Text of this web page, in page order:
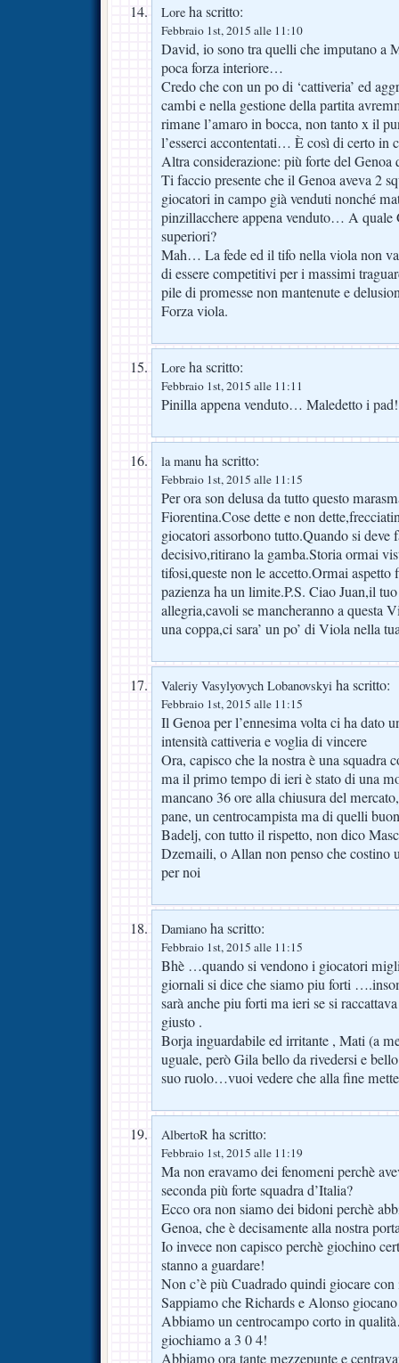
Lore ha scritto:
Febbraio 1st, 2015 alle 11:10
David, io sono tra quelli che imputano a
poca forza interiore…
Credo che con un po di ‘cattiveria’ ed
cambi e nella gestione della partita
rimane l’amaro in bocca, non tanto x il
l’esserci accontentati… È così di certo
Altra considerazione: più forte del Genoa
Ti faccio presente che il Genoa aveva 2
giocatori in campo già venduti nonché
pinzillacchere appena venduto… A quale
superiori?
Mah… La fede ed il tifo nella viola non
di essere competitivi per i massimi
pile di promesse non mantenute e
Forza viola.
Lore ha scritto:
Febbraio 1st, 2015 alle 11:11
Pinilla appena venduto… Maledetto i pad!
la manu ha scritto:
Febbraio 1st, 2015 alle 11:15
Per ora son delusa da tutto questo
Fiorentina.Cose dette e non
giocatori assorbono tutto.Quando si deve
decisivo,ritirano la gamba.Storia ormai
tifosi,queste non le accetto.Ormai
pazienza ha un limite.P.S. Ciao Juan,il
allegria,cavoli se mancheranno a questa
una coppa,ci sara’ un po’ di Viola nella
Valeriy Vasylyovych Lobanovskyi ha scritto:
Febbraio 1st, 2015 alle 11:15
Il Genoa per l’ennesima volta ci ha dato
intensità cattiveria e voglia di vincere
Ora, capisco che la nostra è una squadra
ma il primo tempo di ieri è stato di una
mancano 36 ore alla chiusura del
pane, un centrocampista ma di quelli
Badelj, con tutto il rispetto, non dico
Dzemaili, o Allan non penso che costino
per noi
Damiano ha scritto:
Febbraio 1st, 2015 alle 11:15
Bhè …quando si vendono i giocatori
giornali si dice che siamo piu forti
sarà anche piu forti ma ieri se si
giusto .
Borja inguardabile ed irritante , Mati (a
uguale, però Gila bello da rivedersi e
suo ruolo…vuoi vedere che alla fine
AlbertoR ha scritto:
Febbraio 1st, 2015 alle 11:19
Ma non eravamo dei fenomeni perchè
seconda più forte squadra d’Italia?
Ecco ora non siamo dei bidoni perchè
Genoa, che è decisamente alla nostra
Io invece non capisco perchè giochino
stanno a guardare!
Non c’è più Cuadrado quindi giocare
Sappiamo che Richards e Alonso
Abbiamo un centrocampo corto in
giochiamo a 3 0 4!
Abbiamo ora tante mezzepunte e